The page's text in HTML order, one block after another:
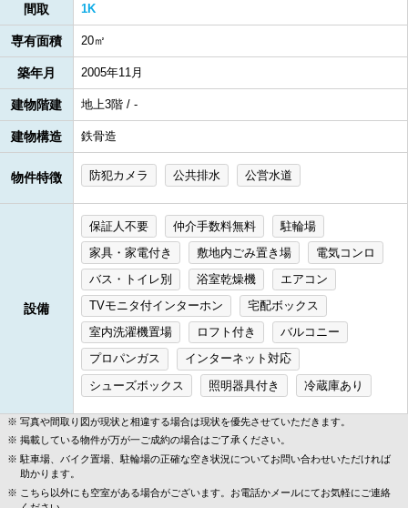
間取 1K
専有面積 20㎡
築年月 2005年11月
建物階建 地上3階 / -
建物構造 鉄骨造
物件特徴 防犯カメラ 公共排水 公営水道
設備
保証人不要 仲介手数料無料
駐輪場
家具・家電付き
敷地内ごみ置き場
電気コンロ
バス・トイレ別
浴室乾燥機
エアコン
TVモニタ付インターホン
宅配ボックス
室内洗濯機置場
ロフト付き
バルコニー
プロパンガス
インターネット対応
シューズボックス
照明器具付き 冷蔵庫あり
写真や間取り図が現状と相違する場合は現状を優先させていただきます。
掲載している物件が万が一ご成約の場合はご了承ください。
駐車場、バイク置場、駐輪場の正確な空き状況についてお問い合わせいただければ
助かります。
こちら以外にも空室がある場合がございます。お電話かメールにてお気軽にご連絡